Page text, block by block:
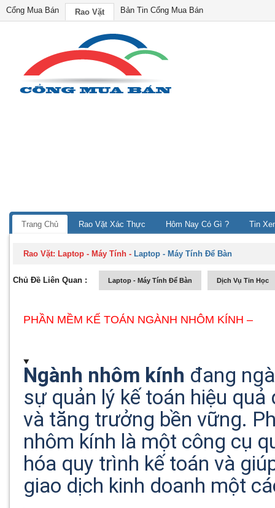
Cổng Mua Bán Rao Vặt Bản Tin Cổng Mua Bán
Trang Chủ Rao Vặt Xác Thực Hôm Nay Có Gì ? Tin
Rao Vặt: Laptop - Máy Tính - Laptop - Máy Tính Để Bàn
Chủ Đề Liên Quan : Laptop - Máy Tính Để Bàn Dịch Vụ Tin Học
PHẦN MỀM KẾ TOÁN NGÀNH NHÔM KÍNH –
Ngành nhôm kính đang
sự quản lý kế toán hiệu
và tăng trưởng bền vững.
nhôm kính là một công cụ
hóa quy trình kế toán và
giao dịch kinh doanh một